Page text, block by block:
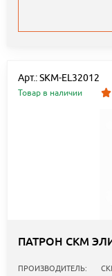
Арт.: SKM-EL32012
Товар в наличии
ПАТРОН СКМ
ПРОИЗВОДИТЕЛЬ: